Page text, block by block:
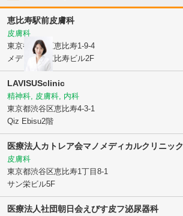
恵比寿駅前皮膚科
皮膚科
東京都渋谷区恵比寿1-9-4
メディカル恵比寿ビル2F
LAVISUSclinic
精神科, 皮膚科, 内科
東京都渋谷区恵比寿4-3-1
Qiz Ebisu2階
医療法人カトレア会マノメディカルクリニック
皮膚科
東京都渋谷区恵比寿1丁目8-1
サン栄ビル5F
医療法人社団朝日会えびす皮フ泌尿器科